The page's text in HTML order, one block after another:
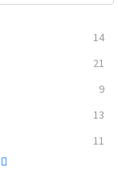
14
21
9
13
11